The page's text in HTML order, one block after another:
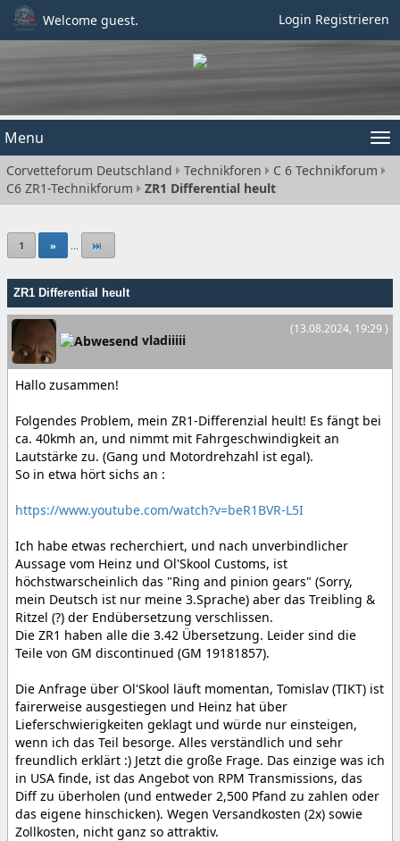
Welcome guest. Login Registrieren
Menu
Corvetteforum Deutschland Technikforen
C 6 Technikforum
C6 ZR1-Technikforum
ZR1 Differential heult
1 » ...
ZR1 Differential heult
(13.08.2024, 19:29 )
vladiiiii
Hallo zusammen!
Folgendes Problem, mein ZR1-Differenzial heult! Es fängt bei
ca. 40kmh an, und nimmt mit Fahrgeschwindigkeit an
Lautstärke zu. (Gang und Motordrehzahl ist egal).
So in etwa hört sichs an :
https://www.youtube.com/watch?v=beR1BVR-L5I
Ich habe etwas recherchiert, und nach unverbindlicher
Aussage vom Heinz und Ol'Skool Customs, ist
höchstwarscheinlich das "Ring and pinion gears" (Sorry,
mein Deutsch ist nur meine 3.Sprache) aber das Treibling &
Ritzel (?) der Endübersetzung verschlissen.
Die ZR1 haben alle die 3.42 Übersetzung. Leider sind die
Teile von GM discontinued (GM 19181857).
Die Anfrage über Ol'Skool läuft momentan, Tomislav (TIKT) ist
fairerweise ausgestiegen und Heinz hat über
Lieferschwierigkeiten geklagt und würde nur einsteigen,
wenn ich das Teil besorge. Alles verständlich und sehr
freundlich erklärt :) Jetzt die große Frage. Das einzige was ich
in USA finde, ist das Angebot von RPM Transmissions, das
Diff zu überholen (und entweder 2,500 Pfand zu zahlen oder
das eigene hinschicken). Wegen Versandkosten (2x) sowie
Zollkosten, nicht ganz so attraktiv.